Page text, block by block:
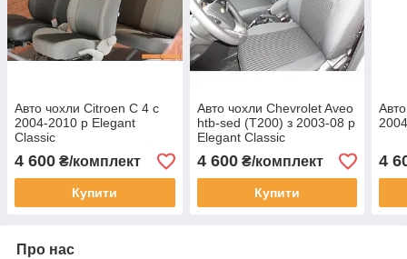
Авто чохли Citroen C 4 c
2004-2010 р Elegant
Classic
4 600 ₴/комплект
Купити
Авто чохли Chevrolet Aveo
htb-sed (T200) з 2003-08 р
Elegant Classic
4 600₴/комплект
Купити
4
Про нас